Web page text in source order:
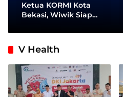
Ketua KORMI Kota
Bekasi, Wiwik Siap
dan Perluas Budaya
Olahraga Masyarakat
V Health